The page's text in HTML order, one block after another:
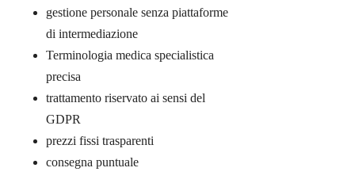
gestione personale senza piattaforme
di intermediazione
Terminologia medica specialistica
precisa
trattamento riservato ai sensi del
GDPR
prezzi fissi trasparenti
consegna puntuale